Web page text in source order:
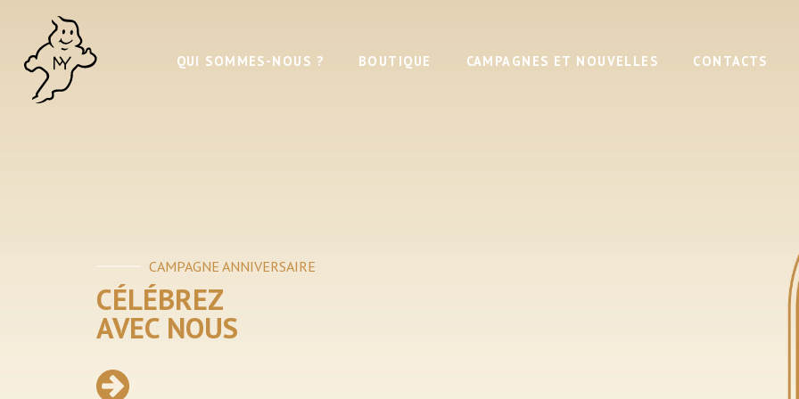
QUI SOMMES-NOUS ? BOUTIQUE CAMPAGNES ET NOUVELLES CONTACTS
BOUTIQUE
EN LIGNE